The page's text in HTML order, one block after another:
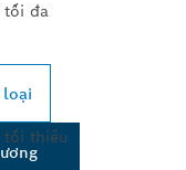
tối đa
tối thiểu